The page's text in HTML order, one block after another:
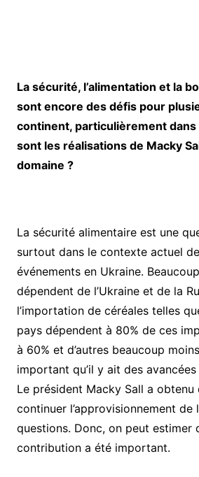
La sécurité, l’alimentation et la
sont encore des défis pour
continent, particulièrement dans
sont les réalisations de Macky
domaine ?
La sécurité alimentaire est une
surtout dans le contexte actuel
événements en Ukraine.
dépendent de l’Ukraine et de la
l’importation de céréales telles
pays dépendent à 80% de ces
à 60% et d’autres beaucoup
important qu’il y ait des
Le président Macky Sall a obtenu
continuer l’approvisionnement de
questions. Donc, on peut estimer
contribution a été important.